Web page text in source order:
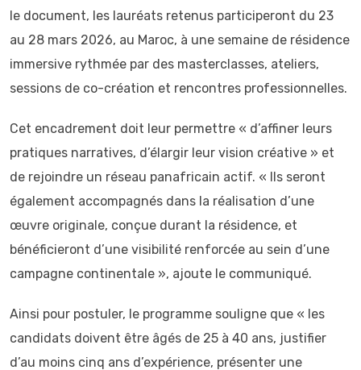
le document, les lauréats retenus participeront du 23
au 28 mars 2026, au Maroc, à une semaine de résidence
immersive rythmée par des masterclasses, ateliers,
sessions de co-création et rencontres professionnelles.
Cet encadrement doit leur permettre « d’affiner leurs
pratiques narratives, d’élargir leur vision créative » et
de rejoindre un réseau panafricain actif. « Ils seront
également accompagnés dans la réalisation d’une
œuvre originale, conçue durant la résidence, et
bénéficieront d’une visibilité renforcée au sein d’une
campagne continentale », ajoute le communiqué.
Ainsi pour postuler, le programme souligne que « les
candidats doivent être âgés de 25 à 40 ans, justifier
d’au moins cinq ans d’expérience, présenter une